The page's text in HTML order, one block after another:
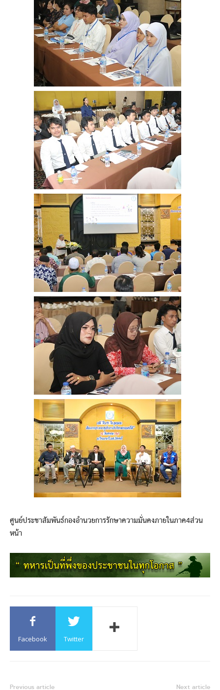
ศูนย์ประชาสัมพันธ์กองอำนวยการรักษาความมั่นคงภายในภาค4ส่วน
หน้า
Facebook Twitter
Previous article Next article